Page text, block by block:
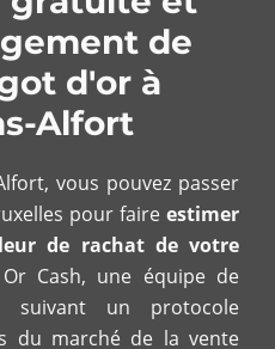
de
d'or à
Alfort
vous pouvez passer
pour faire estimer
de rachat de votre
Cash, une équipe de
suivant un protocole
du marché de la vente